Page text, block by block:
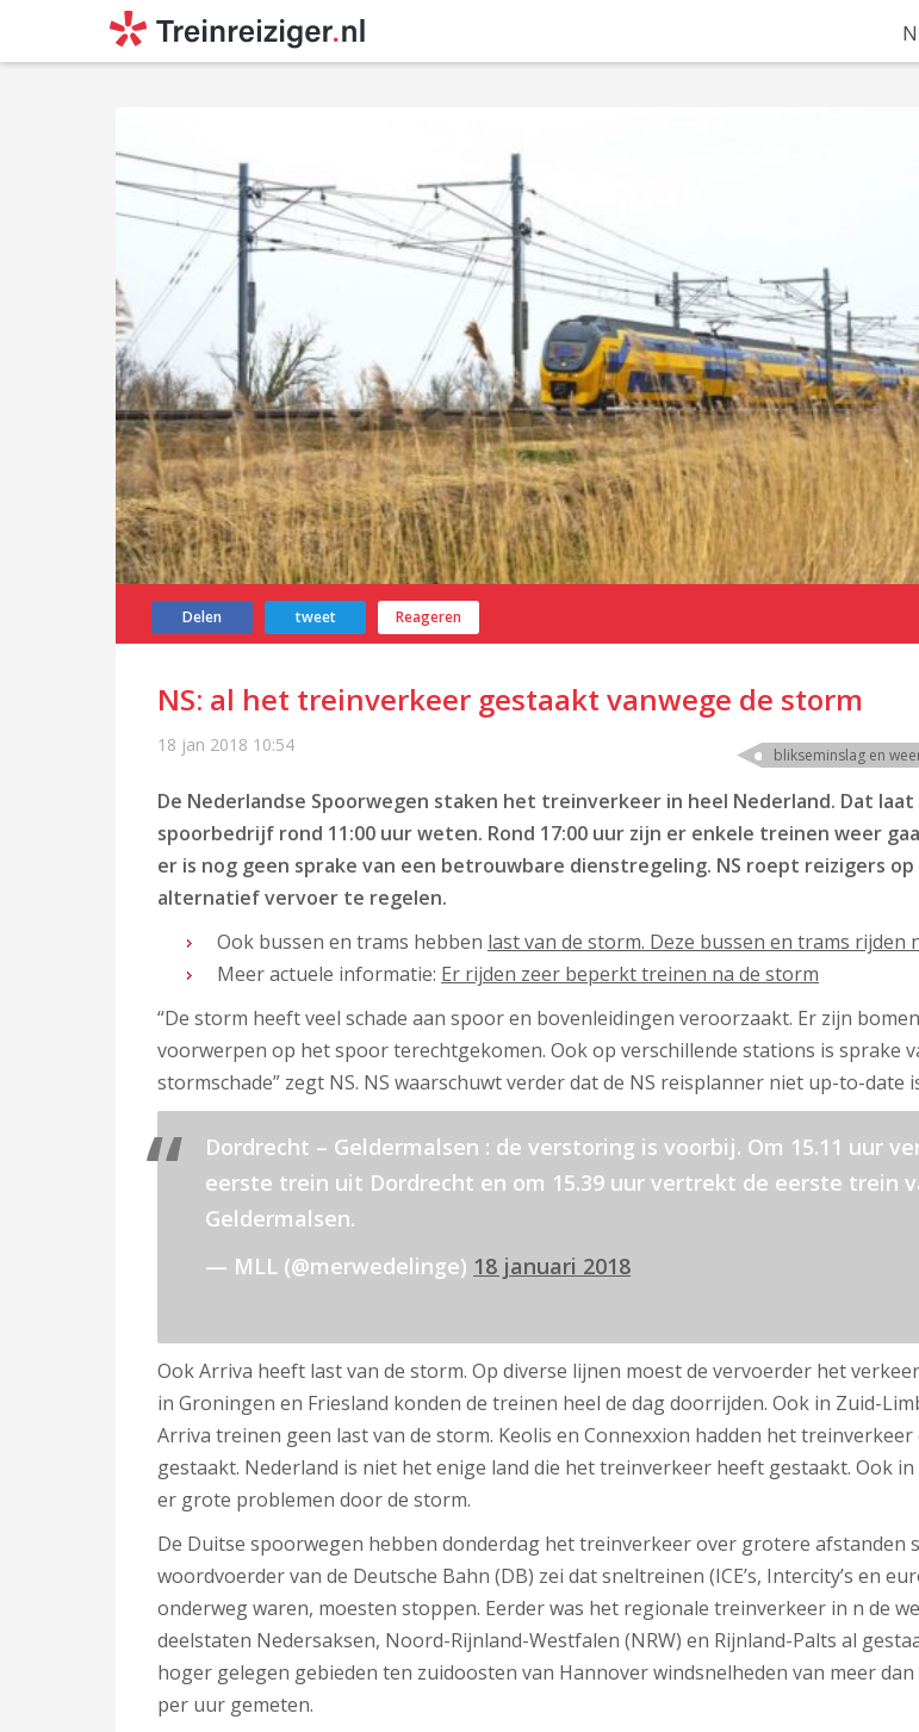
Delen tweet Reageren
NS: al het treinverkeer gestaakt vanwege de storm
18 jan 2018 10:54 blikseminslag en
De Nederlandse Spoorwegen staken het treinverkeer in heel Nederland. Dat
spoorbedrijf rond 11:00 uur weten. Rond 17:00 uur zijn er enkele treinen weer
er is nog geen sprake van een betrouwbare dienstregeling. NS roept reizigers op
alternatief vervoer te regelen.
Ook bussen en trams hebben last van de storm. Deze bussen en trams rijden
Meer actuele informatie: Er rijden zeer beperkt treinen na de storm
“De storm heeft veel schade aan spoor en bovenleidingen veroorzaakt. Er zijn
voorwerpen op het spoor terechtgekomen. Ook op verschillende stations is sprake
stormschade” zegt NS. NS waarschuwt verder dat de NS reisplanner niet up-to-date
Dordrecht – Geldermalsen : de verstoring is voorbij. Om 15.11 uur
eerste trein uit Dordrecht en om 15.39 uur vertrekt de eerste trein
Geldermalsen.
— MLL (@merwedelinge) 18 januari 2018
Ook Arriva heeft last van de storm. Op diverse lijnen moest de vervoerder het
in Groningen en Friesland konden de treinen heel de dag doorrijden. Ook in Zuid-
Arriva treinen geen last van de storm. Keolis en Connexxion hadden het treinverkeer
gestaakt. Nederland is niet het enige land die het treinverkeer heeft gestaakt. Ook
er grote problemen door de storm.
De Duitse spoorwegen hebben donderdag het treinverkeer over grotere afstanden
woordvoerder van de Deutsche Bahn (DB) zei dat sneltreinen (ICE’s, Intercity’s en
onderweg waren, moesten stoppen. Eerder was het regionale treinverkeer in n de
deelstaten Nedersaksen, Noord-Rijnland-Westfalen (NRW) en Rijnland-Palts al
hoger gelegen gebieden ten zuidoosten van Hannover windsnelheden van meer
per uur gemeten.